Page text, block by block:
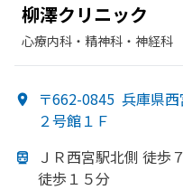
柳澤クリニック
心療内科・​精神科・神経科
〒662-0845 兵庫県
２号館１Ｆ
ＪＲ西宮駅北側 徒歩７
徒歩１５分